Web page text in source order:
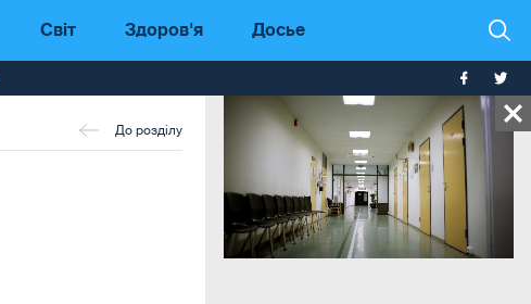
Світ Здоров'я Досье
До розділу